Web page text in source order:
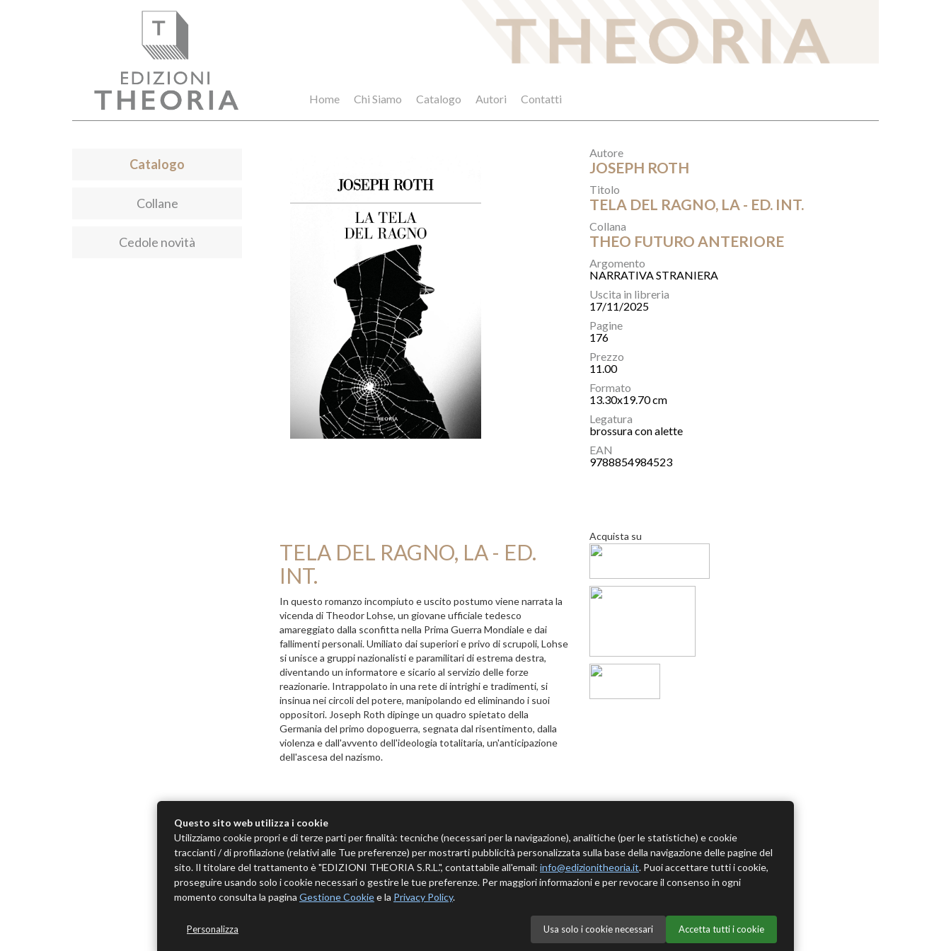
Home Chi Siamo Catalogo Autori Contatti
Catalogo
Collane
Cedole novità
Autore
JOSEPH ROTH
Titolo
TELA DEL RAGNO, LA - ED. INT.
Collana
THEO FUTURO ANTERIORE
Argomento
NARRATIVA STRANIERA
Uscita in libreria
17/11/2025
Pagine
176
Prezzo
11.00
Formato
13.30x19.70 cm
Legatura
brossura con alette
EAN
9788854984523
TELA DEL RAGNO, LA - ED.
INT.
In questo romanzo incompiuto e uscito postumo viene narrata la
vicenda di Theodor Lohse, un giovane ufficiale tedesco
amareggiato dalla sconfitta nella Prima Guerra Mondiale e dai
fallimenti personali. Umiliato dai superiori e privo di scrupoli, Lohse
si unisce a gruppi nazionalisti e paramilitari di estrema destra,
diventando un informatore e sicario al servizio delle forze
reazionarie. Intrappolato in una rete di intrighi e tradimenti, si
insinua nei circoli del potere, manipolando ed eliminando i suoi
oppositori. Joseph Roth dipinge un quadro spietato della
Germania del primo dopoguerra, segnata dal risentimento, dalla
violenza e dall'avvento dell'ideologia totalitaria, un'anticipazione
dell'ascesa del nazismo.
Acquista su
Questo sito web utilizza i cookie
Utilizziamo cookie propri e di terze parti per finalità: tecniche (necessari per la navigazione), analitiche (per le statistiche) e cookie
traccianti / di profilazione (relativi alle Tue preferenze) per mostrarti pubblicità personalizzata sulla base della navigazione delle pagine del
sito. Il titolare del trattamento è "EDIZIONI THEORIA S.R.L.", contattabile all'email: info@edizionitheoria.it. Puoi accettare tutti i cookie,
proseguire usando solo i cookie necessari o gestire le tue preferenze. Per maggiori informazioni e per revocare il consenso in ogni
momento consulta la pagina Gestione Cookiee la Privacy Policy.
Personalizza Usa solo i cookie necessari Accetta tutti i cookie